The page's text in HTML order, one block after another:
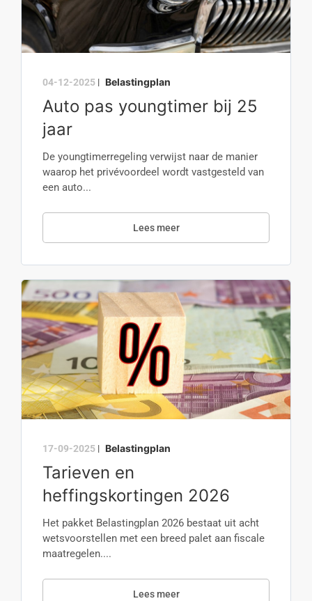
04-12-2025 | Belastingplan
Auto pas youngtimer bij 25
jaar
De youngtimerregeling verwijst naar de manier
waarop het privévoordeel wordt vastgesteld van
een auto...
Lees meer
17-09-2025 | Belastingplan
Tarieven en
heffingskortingen 2026
Het pakket Belastingplan 2026 bestaat uit acht
wetsvoorstellen met een breed palet aan fiscale
maatregelen....
Lees meer